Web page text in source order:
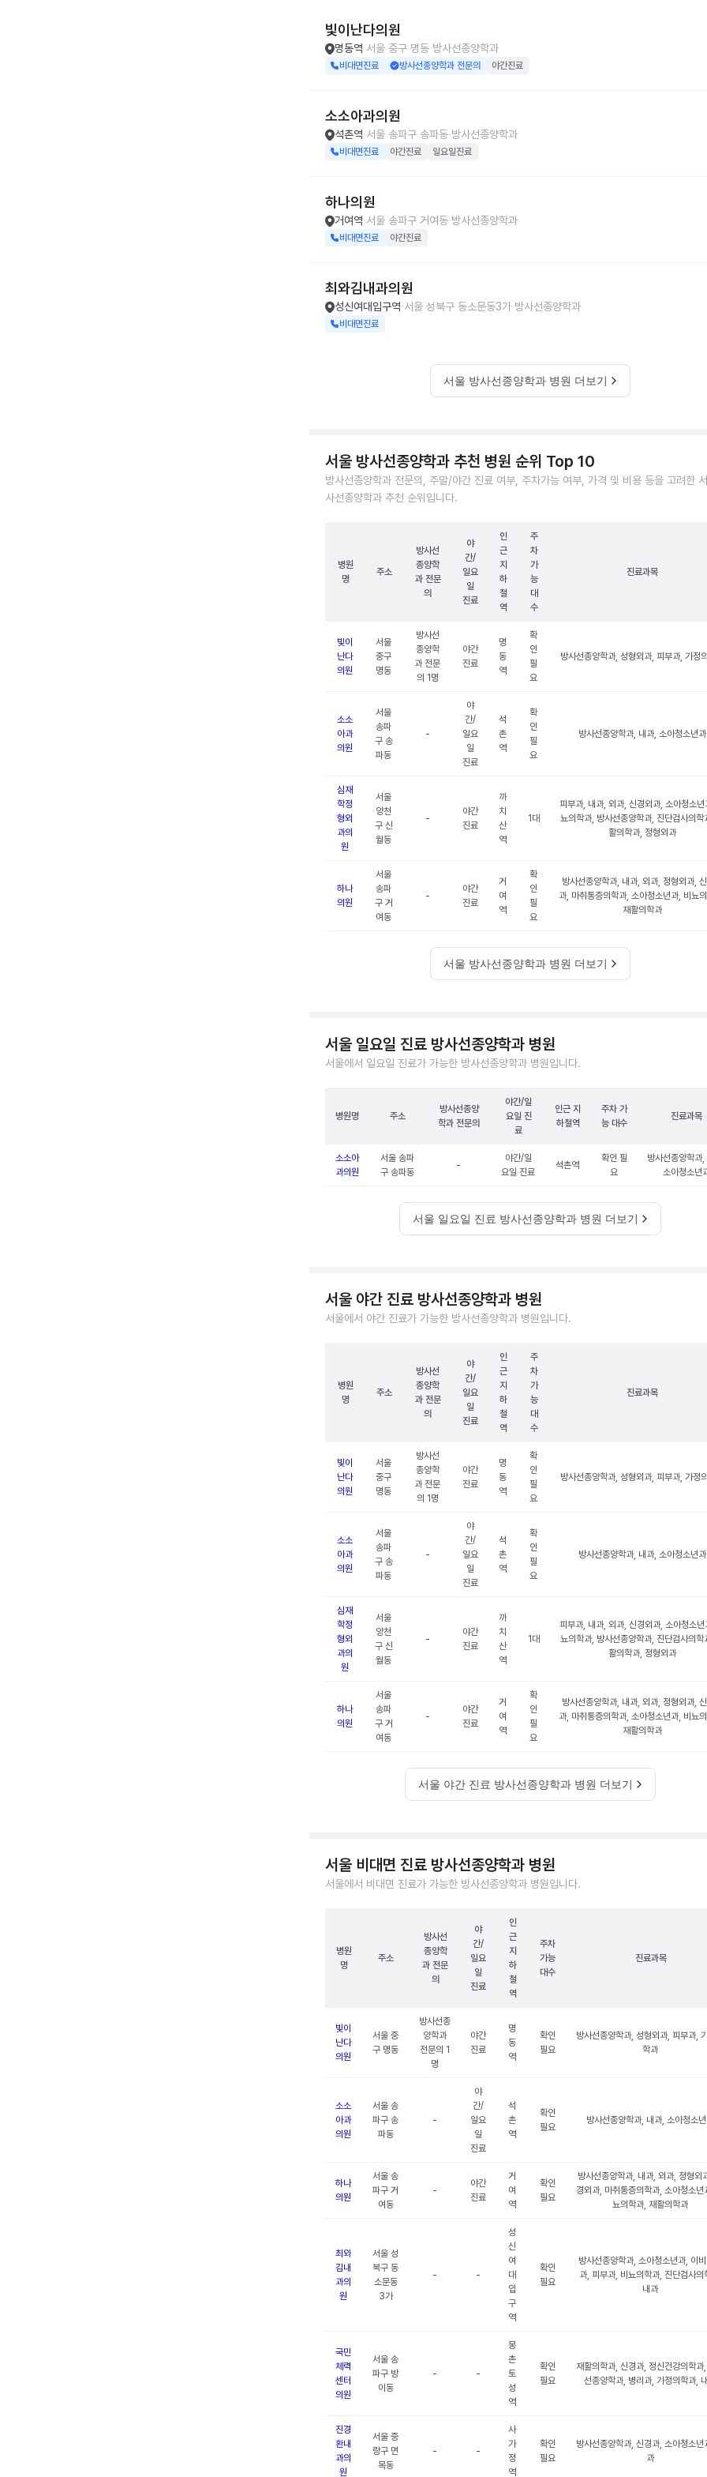
빛이난다의원
명동역 서울 중구 명동 방사선종양학과
비대면진료 방사선종양학과 전문의 야간진료
소소아과의원
석촌역 서울 송파구 송파동 방사선종양학과
비대면진료 야간진료 일요일진료
하나의원
거여역 서울 송파구 거여동 방사선종양학과
비대면진료 야간진료
최와김내과의원
성신여대입구역 서울 성북구 동소문동3가 방사선종양학과
비대면진료
서울 방사선종양학과 병원 더보기
서울 방사선종양학과 추천 병원 순위 Top 10
방사선종양학과 전문의, 주말/야간 진료 여부, 주차가능 여부, 가격 및 비용 등을 고려한
사선종양학과 추천 순위입니다.
병원
명
주소
방사선
종양학
과 전문
의
야
간/
일요
일
진료
인
근
지
하
철
역
주
차
가
능
대
수
진료과목
빛이
난다
의원
서울
중구
명동
방사선
종양학
과 전문
의 1명
야간
진료
명
동
역
확
인
필
요
방사선종양학과, 성형외과, 피부과, 가정
소소
아과
의원
서울
송파
구 송
파동
-
야
간/
일요
일
진료
석
촌
역
확
인
필
요
방사선종양학과, 내과, 소아청소년과
심재
학정
형외
과의
원
서울
양천
구 신
월동
-
야간
진료
까
치
산
역
1대
피부과, 내과, 외과, 신경외과, 소아청소년
뇨의학과, 방사선종양학과, 진단검사의학
활의학과, 정형외과
하나
의원
서울
송파
구 거
여동
-
야간
진료
거
여
역
확
인
필
요
방사선종양학과, 내과, 외과, 정형외과,
과, 마취통증의학과, 소아청소년과, 비뇨의
재활의학과
서울 방사선종양학과 병원 더보기
서울 일요일 진료 방사선종양학과 병원
서울에서 일요일 진료가 가능한 방사선종양학과 병원입니다.
병원명 주소
방사선종양
학과 전문의
야간/일
요일 진
료
인근 지
하철역
주차 가
능 대수
진료과목
소소아
과의원
서울 송파
구 송파동
-
야간/일
요일 진료
석촌역
확인 필
요
방사선종양학과,
소아청소년
서울 일요일 진료 방사선종양학과 병원 더보기
서울 야간 진료 방사선종양학과 병원
서울에서 야간 진료가 가능한 방사선종양학과 병원입니다.
병원
명
주소
방사선
종양학
과 전문
의
야
간/
일요
일
진료
인
근
지
하
철
역
주
차
가
능
대
수
진료과목
빛이
난다
의원
서울
중구
명동
방사선
종양학
과 전문
의 1명
야간
진료
명
동
역
확
인
필
요
방사선종양학과, 성형외과, 피부과, 가정
소소
아과
의원
서울
송파
구 송
파동
-
야
간/
일요
일
진료
석
촌
역
확
인
필
요
방사선종양학과, 내과, 소아청소년과
심재
학정
형외
과의
원
서울
양천
구 신
월동
-
야간
진료
까
치
산
역
1대
피부과, 내과, 외과, 신경외과, 소아청소년
뇨의학과, 방사선종양학과, 진단검사의학
활의학과, 정형외과
하나
의원
서울
송파
구 거
여동
-
야간
진료
거
여
역
확
인
필
요
방사선종양학과, 내과, 외과, 정형외과,
과, 마취통증의학과, 소아청소년과, 비뇨의
재활의학과
서울 야간 진료 방사선종양학과 병원 더보기
서울 비대면 진료 방사선종양학과 병원
서울에서 비대면 진료가 가능한 방사선종양학과 병원입니다.
병원
명
주소
방사선
종양학
과 전문
의
야
간/
일요
일
진료
인
근
지
하
철
역
주차
가능
대수
진료과목
빛이
난다
의원
서울 중
구 명동
방사선종
양학과
전문의 1
명
야간
진료
명
동
역
확인
필요
방사선종양학과, 성형외과, 피부과,
학과
소소
아과
의원
서울 송
파구 송
파동
-
야
간/
일요
일
진료
석
촌
역
확인
필요
방사선종양학과, 내과, 소아청소
하나
의원
서울 송
파구 거
여동
-
야간
진료
거
여
역
확인
필요
방사선종양학과, 내과, 외과, 정형외
경외과, 마취통증의학과, 소아청소년
뇨의학과, 재활의학과
최와
김내
과의
원
서울 성
북구 동
소문동
3가
- -
성
신
여
대
입
구
역
확인
필요
방사선종양학과, 소아청소년과, 이
과, 피부과, 비뇨의학과, 진단검사의
내과
국민
체력
센터
의원
서울 송
파구 방
이동
- -
몽
촌
토
성
역
확인
필요
재활의학과, 신경과, 정신건강의학과
선종양학과, 병리과, 가정의학과,
진경
환내
과의
원
서울 중
랑구 면
목동
- -
사
가
정
역
확인
필요
방사선종양학과, 신경과, 소아청소년
과